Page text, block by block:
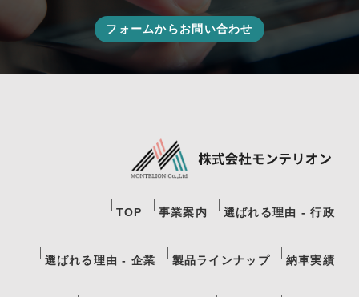
フォームからお問い合わせ
TOP 事業案内 選ばれる理由 - 行政
選ばれる理由 - 企業 製品ラインナップ 納車実績